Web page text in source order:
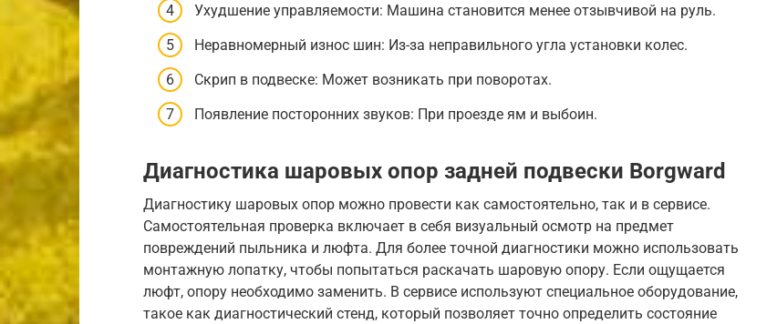
Ухудшение управляемости: Машина становится менее отзывчивой на руль.
Неравномерный износ шин: Из-за неправильного угла установки колес.
Скрип в подвеске: Может возникать при поворотах.
Появление посторонних звуков: При проезде ям и выбоин.
Диагностика шаровых опор задней подвески Borgward
Диагностику шаровых опор можно провести как самостоятельно, так и в сервисе.
Самостоятельная проверка включает в себя визуальный осмотр на предмет
повреждений пыльника и люфта. Для более точной диагностики можно использовать
монтажную лопатку, чтобы попытаться раскачать шаровую опору. Если ощущается
люфт, опору необходимо заменить. В сервисе используют специальное оборудование,
такое как диагностический стенд, который позволяет точно определить состояние